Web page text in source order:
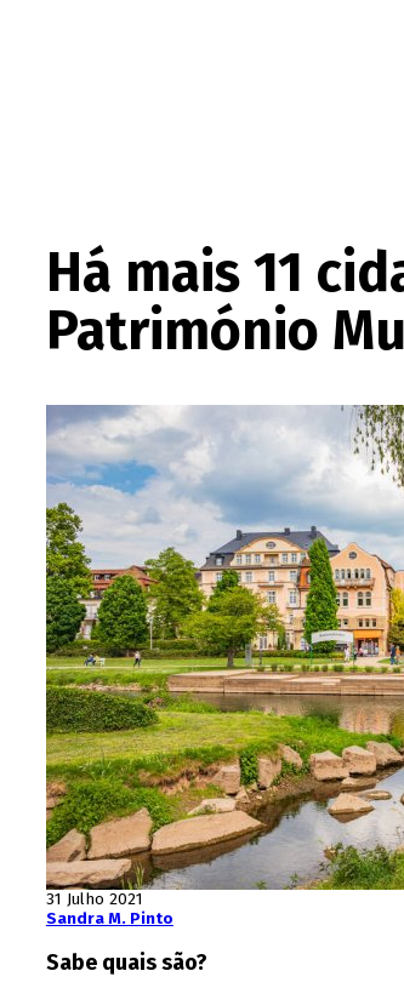
Há mais 11
Património
31 Julho 2021
Sandra M. Pinto
Sabe quais são?